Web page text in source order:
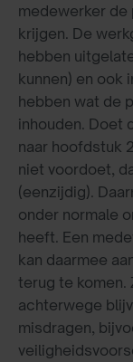
medewerker de
krijgen. De
hebben
kunnen) en ook
hebben wat de
inhouden. Doet
naar hoofdstuk
niet voordoet,
(eenzijdig).
onder normale
heeft. Een
kan daarmee
terug te komen.
achterwege
misdragen,